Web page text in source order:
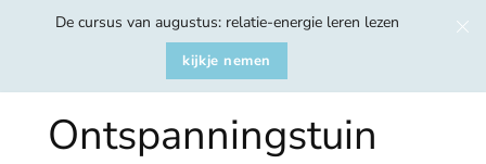
De cursus van augustus: relatie-energie leren lezen
kijkje nemen
Ontspanningstuin